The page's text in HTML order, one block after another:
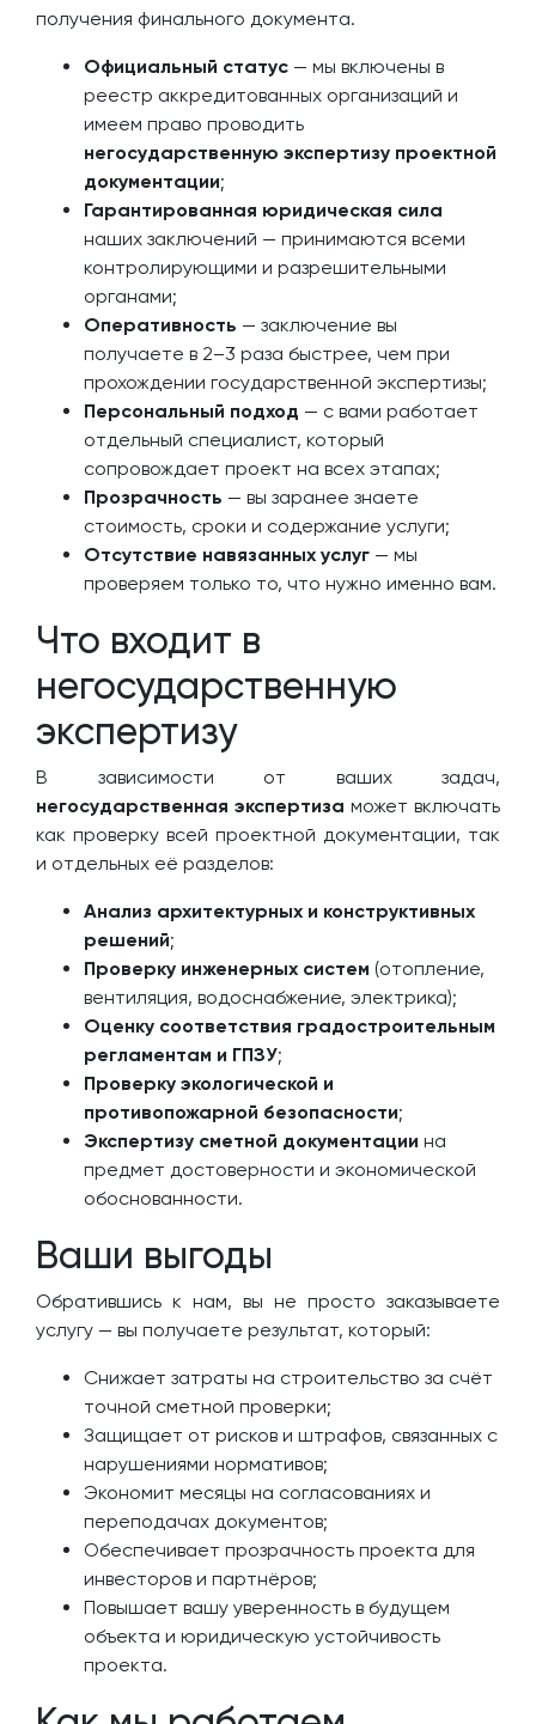
получения финального документа.
Официальный статус — мы включены в
реестр аккредитованных организаций и
имеем право проводить
негосударственную экспертизу проектной
документации;
Гарантированная юридическая сила
наших заключений — принимаются всеми
контролирующими и разрешительными
органами;
Оперативность — заключение вы
получаете в 2–3 раза быстрее, чем при
прохождении государственной экспертизы;
Персональный подход — с вами работает
отдельный специалист, который
сопровождает проект на всех этапах;
Прозрачность — вы заранее знаете
стоимость, сроки и содержание услуги;
Отсутствие навязанных услуг — мы
проверяем только то, что нужно именно вам.
Что входит в
негосударственную
экспертизу
В зависимости от ваших задач,
негосударственная экспертиза может включать
как проверку всей проектной документации, так
и отдельных её разделов:
Анализ архитектурных и конструктивных
решений;
Проверку инженерных систем (отопление,
вентиляция, водоснабжение, электрика);
Оценку соответствия градостроительным
регламентам и ГПЗУ;
Проверку экологической и
противопожарной безопасности;
Экспертизу сметной документации на
предмет достоверности и экономической
обоснованности.
Ваши выгоды
Обратившись к нам, вы не просто заказываете
услугу — вы получаете результат, который:
Снижает затраты на строительство за счёт
точной сметной проверки;
Защищает от рисков и штрафов, связанных с
нарушениями нормативов;
Экономит месяцы на согласованиях и
переподачах документов;
Обеспечивает прозрачность проекта для
инвесторов и партнёров;
Повышает вашу уверенность в будущем
объекта и юридическую устойчивость
проекта.